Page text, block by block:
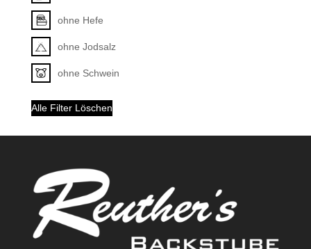
ohne Hefe
ohne Jodsalz
ohne Schwein
Alle Filter Löschen